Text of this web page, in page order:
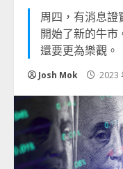
周四，有消息證
開始了新的牛市
還要更為樂觀。
Josh Mok 2023